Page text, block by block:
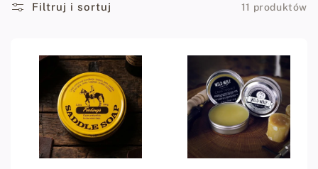
Filtruj i sortuj 11 produktów